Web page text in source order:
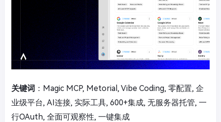
关键词 ：Magic MCP, Metorial, Vibe Coding, 零配置, 企
业级平台, AI连接, 实际工具, 600+集成, 无服务器托管, 一
行OAuth, 全面可观察性, 一键集成